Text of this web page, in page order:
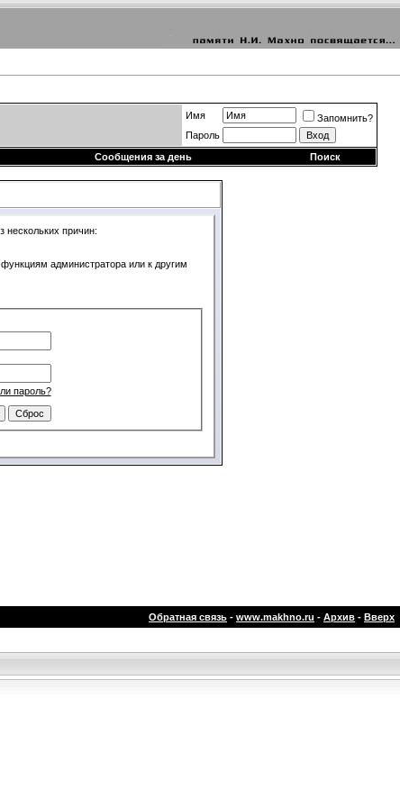
Имя
Запомнить?
Пароль
Сообщения за день Поиск
нескольких причин:
администратора или к другим
пароль?
Обратная связь - www.makhno.ru - Архив - Вверх